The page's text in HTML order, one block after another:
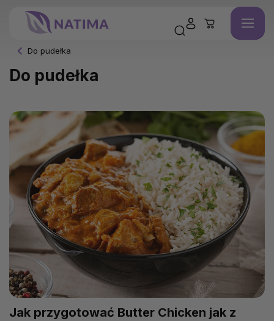
Do pudełka
Do pudełka
Jak przygotować Butter Chicken jak z